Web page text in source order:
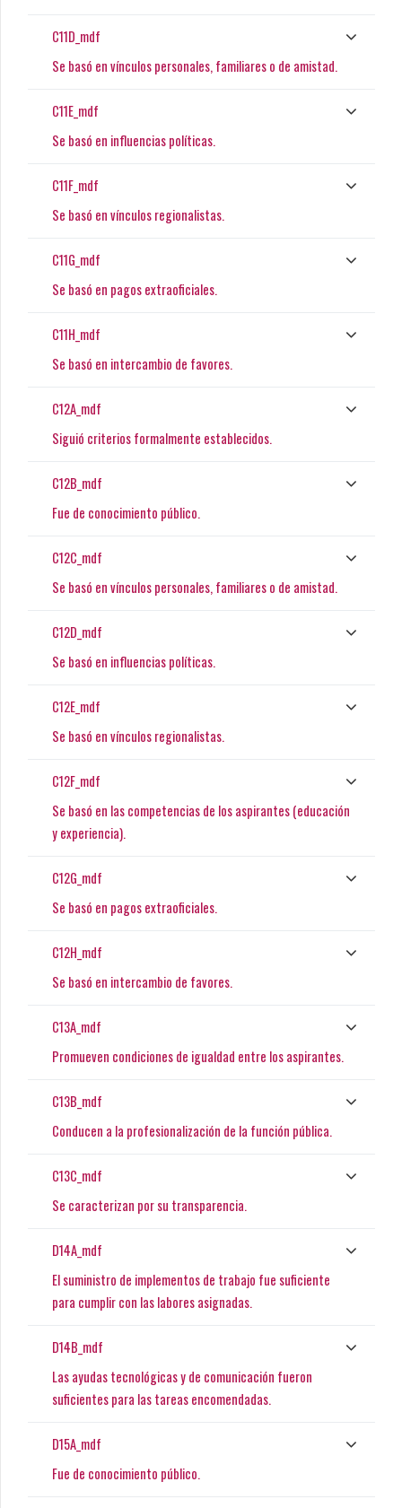
C11D_mdf
Se basó en vínculos personales, familiares o de amistad.
C11E_mdf
Se basó en influencias políticas.
C11F_mdf
Se basó en vínculos regionalistas.
C11G_mdf
Se basó en pagos extraoficiales.
C11H_mdf
Se basó en intercambio de favores.
C12A_mdf
Siguió criterios formalmente establecidos.
C12B_mdf
Fue de conocimiento público.
C12C_mdf
Se basó en vínculos personales, familiares o de amistad.
C12D_mdf
Se basó en influencias políticas.
C12E_mdf
Se basó en vínculos regionalistas.
C12F_mdf
Se basó en las competencias de los aspirantes (educación
y experiencia).
C12G_mdf
Se basó en pagos extraoficiales.
C12H_mdf
Se basó en intercambio de favores.
C13A_mdf
Promueven condiciones de igualdad entre los aspirantes.
C13B_mdf
Conducen a la profesionalización de la función pública.
C13C_mdf
Se caracterizan por su transparencia.
D14A_mdf
El suministro de implementos de trabajo fue suficiente
para cumplir con las labores asignadas.
D14B_mdf
Las ayudas tecnológicas y de comunicación fueron
suficientes para las tareas encomendadas.
D15A_mdf
Fue de conocimiento público.